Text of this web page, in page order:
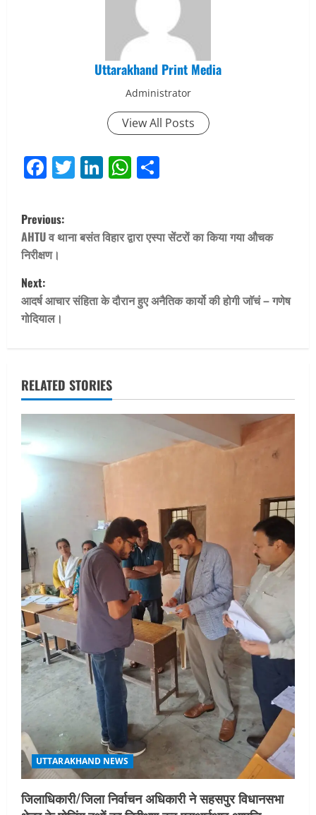
Uttarakhand Print Media
Administrator
View All Posts
Facebook
Twitter
LinkedIn
WhatsApp
P
o
s
t
n
v
i
g
t
i
o
n
Previous:
AHTU व थाना बसंत विहार द्वारा एस्पा सेंटरों का किया गया औचक
निरीक्षण।
Next:
आदर्ष आचार संहिता के दौरान हुए अनैतिक कार्यो की होगी जाॅचं – गणेष
गोदियाल।
RELATED STORIES
UTTARAKHAND NEWS
जिलाधिकारी/जिला निर्वाचन अधिकारी ने सहसपुर विधानसभा